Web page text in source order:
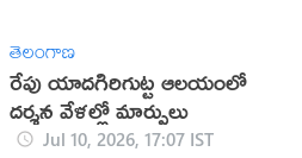
తెలంగాణ
రేపు యాదగిరిగుట్ట ఆలయంలో
దర్శన వేళల్లో మార్పులు
Jul 10, 2026, 17:07 IST